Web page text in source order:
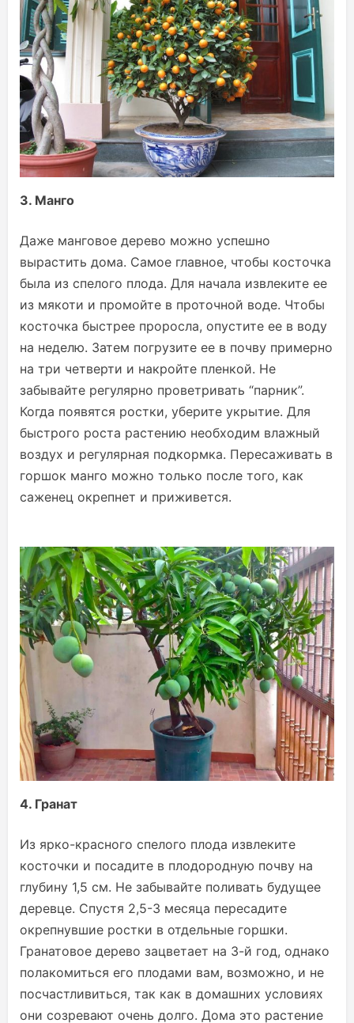
3. Манго
Даже манговое дерево можно успешно
вырастить дома. Самое главное, чтобы косточка
была из спелого плода. Для начала извлеките ее
из мякоти и промойте в проточной воде. Чтобы
косточка быстрее проросла, опустите ее в воду
на неделю. Затем погрузите ее в почву примерно
на три четверти и накройте пленкой. Не
забывайте регулярно проветривать “парник”.
Когда появятся ростки, уберите укрытие. Для
быстрого роста растению необходим влажный
воздух и регулярная подкормка. Пересаживать в
горшок манго можно только после того, как
саженец окрепнет и приживется.
4. Гранат
Из ярко-красного спелого плода извлеките
косточки и посадите в плодородную почву на
глубину 1,5 см. Не забывайте поливать будущее
деревце. Спустя 2,5-3 месяца пересадите
окрепнувшие ростки в отдельные горшки.
Гранатовое дерево зацветает на 3-й год, однако
полакомиться его плодами вам, возможно, и не
посчастливиться, так как в домашних условиях
они созревают очень долго. Дома это растение